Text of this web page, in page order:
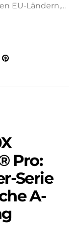
EU-Ländern,…
Pro:
Serie
A-